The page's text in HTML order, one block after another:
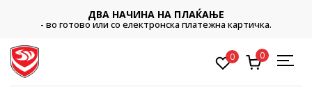
ДВА НАЧИНА НА ПЛАЌАЊЕ
- во готово или со електронска платежна картичка.
0 0